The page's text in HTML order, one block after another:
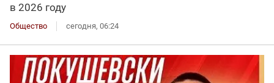
в 2026 году
Общество сегодня, 06:24